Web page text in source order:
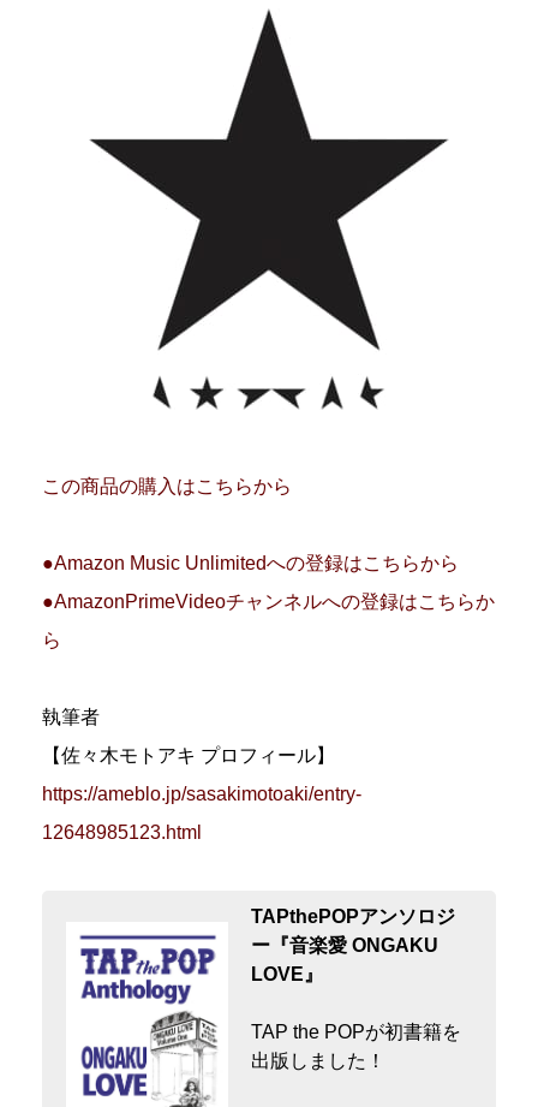
この商品の購入はこちらから
●Amazon Music Unlimitedへの登録はこちらから
●AmazonPrimeVideoチャンネルへの登録はこちらか
ら
執筆者
【佐々木モトアキ プロフィール】
https://ameblo.jp/sasakimotoaki/entry-
12648985123.html
TAPthePOPアンソロジ
ー『音楽愛 ONGAKU
LOVE』
TAP the POPが初書籍を
出版しました！